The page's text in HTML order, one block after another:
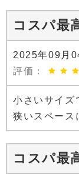
コスパ最
2025年09月
評価：
小さいサイズ
狭いスペース
コスパ最